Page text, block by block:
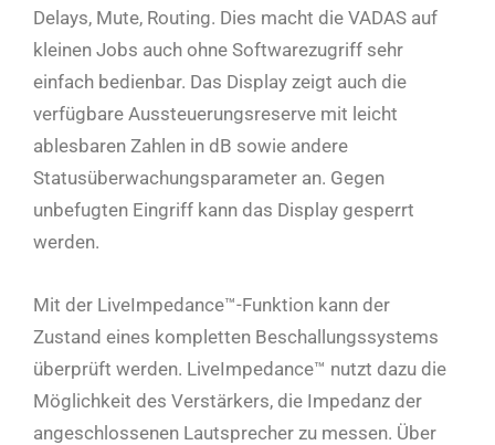
Delays, Mute, Routing. Dies macht die VADAS auf
kleinen Jobs auch ohne Softwarezugriff sehr
einfach bedienbar. Das Display zeigt auch die
verfügbare Aussteuerungsreserve mit leicht
ablesbaren Zahlen in dB sowie andere
Statusüberwachungsparameter an. Gegen
unbefugten Eingriff kann das Display gesperrt
werden.
Mit der LiveImpedance™-Funktion kann der
Zustand eines kompletten Beschallungssystems
überprüft werden. LiveImpedance™ nutzt dazu die
Möglichkeit des Verstärkers, die Impedanz der
angeschlossenen Lautsprecher zu messen. Über